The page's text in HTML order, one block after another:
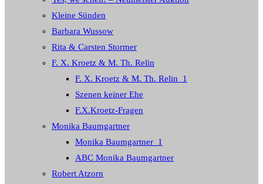
Kleine Sünden
Barbara Wussow
Rita & Carsten Stormer
F. X. Kroetz & M. Th. Relin
F. X. Kroetz & M. Th. Relin_1
Szenen keiner Ehe
F.X.Kroetz-Fragen
Monika Baumgartner
Monika Baumgartner_1
ABC Monika Baumgartner
Robert Atzorn